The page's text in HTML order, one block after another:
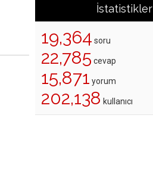
İstatistikler
19,364 soru
22,785 cevap
15,871 yorum
202,138 kullanıcı